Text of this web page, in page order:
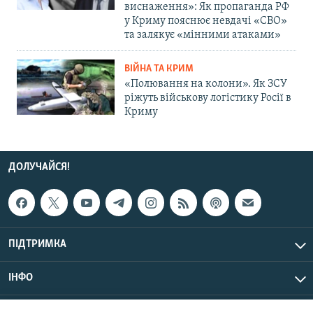
виснаження»: Як пропаганда РФ
у Криму пояснює невдачі «СВО»
та залякує «мінними атаками»
ВІЙНА ТА КРИМ
«Полювання на колони». Як ЗСУ
ріжуть військову логістику Росії в
Криму
ДОЛУЧАЙСЯ!
ПІДТРИМКА
ІНФО